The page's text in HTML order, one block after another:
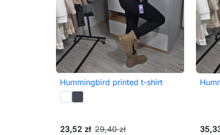
 Szybki podgląd
Hummingbird printed t-shirt
23,52 zł 29,40 zł